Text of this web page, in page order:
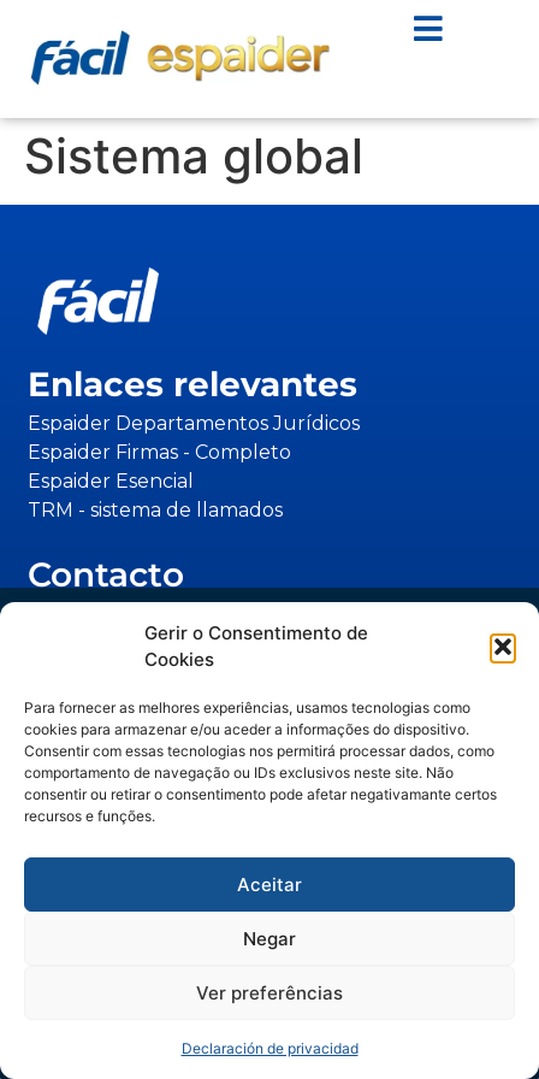
Trilha IA no Jurídico
Artigos assinados por Manuella Gelli,
especialista em Legal Operations & IA.
dados serão tratados de forma segura e conforme nossa Política de Privacidade.
Gerir o Consentimento de
Cookies
Para fornecer as melhores experiências, usamos tecnologias como
cookies para armazenar e/ou aceder a informações do dispositivo.
Consentir com essas tecnologias nos permitirá processar dados, como
comportamento de navegação ou IDs exclusivos neste site. Não
consentir ou retirar o consentimento pode afetar negativamante certos
recursos e funções.
Aceitar
Negar
Ver preferências
Declaración de privacidad
Sistema global
Enlaces relevantes
Espaider Departamentos Jurídicos
Espaider Firmas - Completo
Espaider Esencial
TRM - sistema de llamados
Contacto
(47) 99252-7384
Matriz: Rua João Pessoa, 129, Blumenau/SC -
CEP: 89012-472